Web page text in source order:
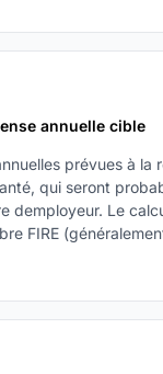
annuelle cible
prévues à la
qui seront
demployeur. Le
FIRE